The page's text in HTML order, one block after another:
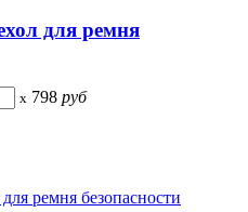
для ремня
x 798 руб